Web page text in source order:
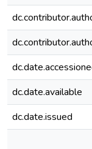
dc.date.available
dc.date.issued